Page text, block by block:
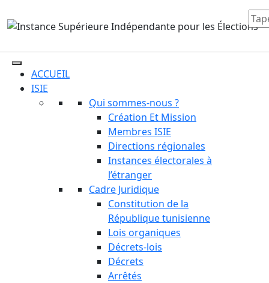
ACCUEIL
ISIE
Qui sommes-nous ?
Création Et Mission
Membres ISIE
Directions régionales
Instances électorales à
l’étranger
Cadre Juridique
Constitution de la
République tunisienne
Lois organiques
Décrets-lois
Décrets
Arrêtés